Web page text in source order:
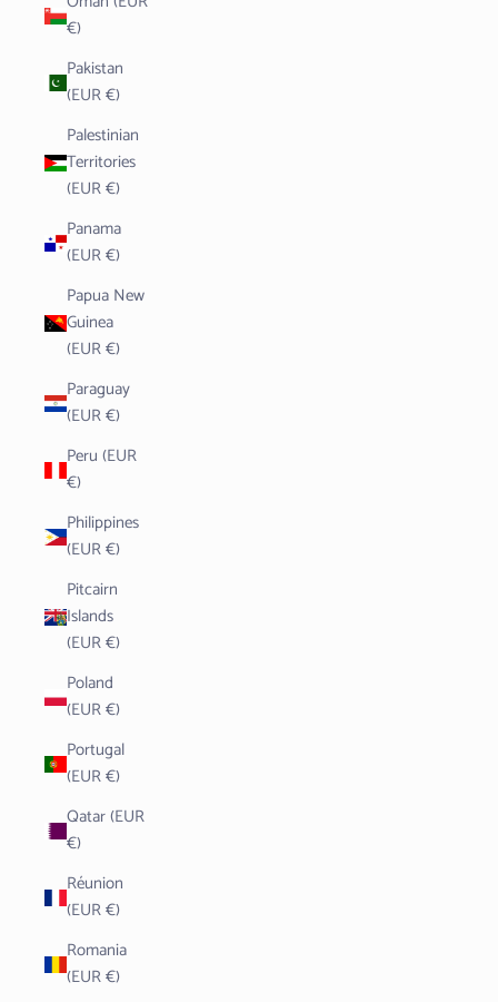
€)
Pakistan
(EUR €)
Palestinian
Territories
(EUR €)
Panama
(EUR €)
Papua New
Guinea
(EUR €)
Paraguay
(EUR €)
Peru (EUR
€)
Philippines
(EUR €)
Pitcairn
Islands
(EUR €)
Poland
(EUR €)
Portugal
(EUR €)
Qatar (EUR
€)
Réunion
(EUR €)
Romania
(EUR €)